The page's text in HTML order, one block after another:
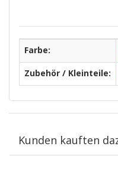
Farbe:
Zubehör / Kleinteile:
Kunden kauften